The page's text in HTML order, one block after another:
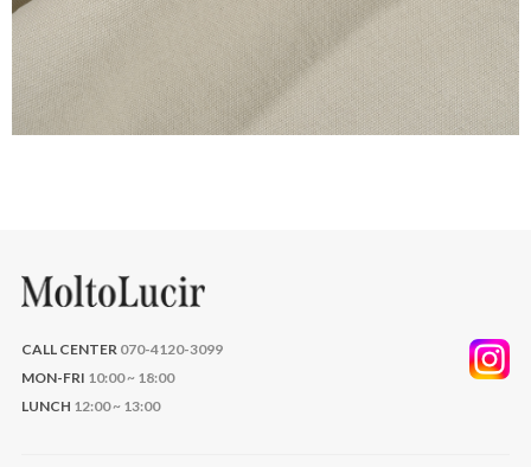
CALL CENTER 070-4120-3099
MON-FRI 10:00 ~ 18:00
LUNCH 12:00 ~ 13:00